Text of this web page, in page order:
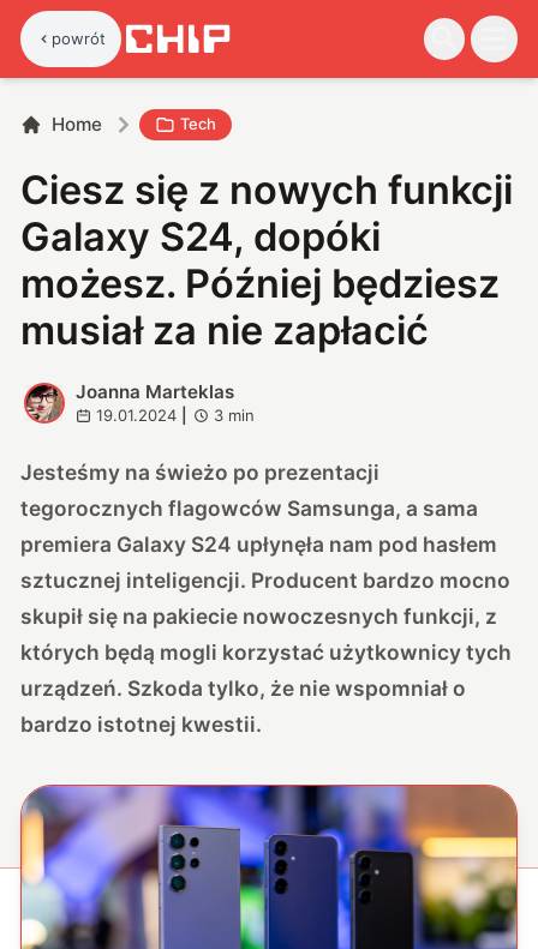
powrót
Home Tech
Ciesz się z nowych funkcji
Galaxy S24, dopóki
możesz. Później będziesz
musiał za nie zapłacić
J
Joanna Marteklas
19.01.2024 3 min
Jesteśmy na świeżo po prezentacji
tegorocznych flagowców Samsunga, a sama
premiera Galaxy S24 upłynęła nam pod hasłem
sztucznej inteligencji. Producent bardzo mocno
skupił się na pakiecie nowoczesnych funkcji, z
których będą mogli korzystać użytkownicy tych
urządzeń. Szkoda tylko, że nie wspomniał o
bardzo istotnej kwestii.